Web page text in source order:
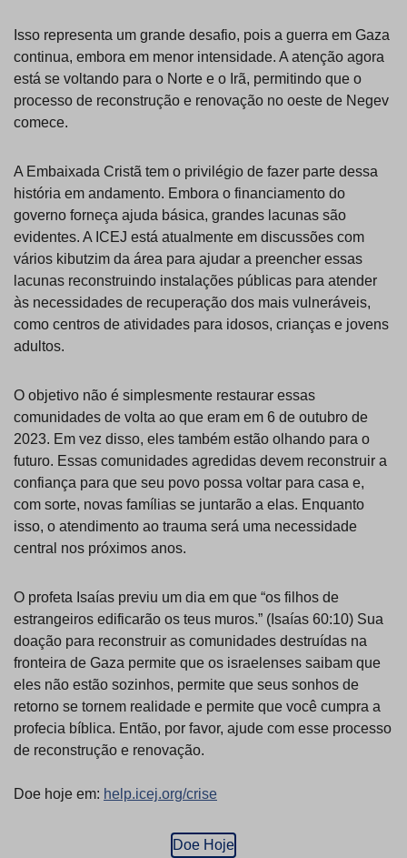
Isso representa um grande desafio, pois a guerra em Gaza
continua, embora em menor intensidade. A atenção agora
está se voltando para o Norte e o Irã, permitindo que o
processo de reconstrução e renovação no oeste de Negev
comece.
A Embaixada Cristã tem o privilégio de fazer parte dessa
história em andamento. Embora o financiamento do
governo forneça ajuda básica, grandes lacunas são
evidentes. A ICEJ está atualmente em discussões com
vários kibutzim da área para ajudar a preencher essas
lacunas reconstruindo instalações públicas para atender
às necessidades de recuperação dos mais vulneráveis,
como centros de atividades para idosos, crianças e jovens
adultos.
O objetivo não é simplesmente restaurar essas
comunidades de volta ao que eram em 6 de outubro de
2023. Em vez disso, eles também estão olhando para o
futuro. Essas comunidades agredidas devem reconstruir a
confiança para que seu povo possa voltar para casa e,
com sorte, novas famílias se juntarão a elas. Enquanto
isso, o atendimento ao trauma será uma necessidade
central nos próximos anos.
O profeta Isaías previu um dia em que “os filhos de
estrangeiros edificarão os teus muros.” (Isaías 60:10) Sua
doação para reconstruir as comunidades destruídas na
fronteira de Gaza permite que os israelenses saibam que
eles não estão sozinhos, permite que seus sonhos de
retorno se tornem realidade e permite que você cumpra a
profecia bíblica. Então, por favor, ajude com esse processo
de reconstrução e renovação.
Doe hoje em: help.icej.org/crise
Doe Hoje